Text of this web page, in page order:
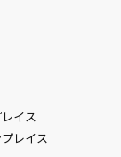
イス
レイス